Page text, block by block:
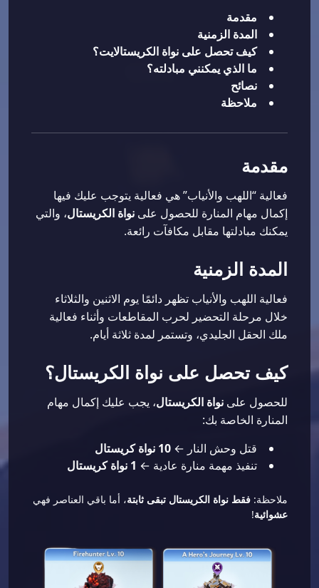
مقدمة
المدة الزمنية
كيف تحصل على نواة الكريستالايت؟
ما الذي يمكنني مبادلته؟
نصائح
ملاحظة
مقدمة
فعالية “اللهب والأنياب” هي فعالية يتوجب عليك فيها
إكمال مهام المنارة للحصول على نواة الكريستال، والتي
يمكنك مبادلتها مقابل مكافآت رائعة.
المدة الزمنية
فعالية اللهب والأنياب تظهر دائمًا يوم الاثنين والثلاثاء
خلال مرحلة التحضير لحرب المقاطعات وأثناء فعالية
ملك الحقل الجليدي، وتستمر لمدة ثلاثة أيام.
كيف تحصل على نواة الكريستال؟
للحصول على نواة الكريستال، يجب عليك إكمال مهام
المنارة الخاصة بك:
قتل وحش النار ← 10 نواة كريستال
تنفيذ مهمة منارة عادية ← 1 نواة كريستال
ملاحظة: فقط نواة الكريستال تبقى ثابتة، أما باقي العناصر فهي
عشوائية!